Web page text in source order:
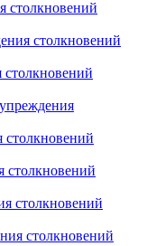
столкновений
столкновений
столкновений
столкновений
столкновений
столкновений